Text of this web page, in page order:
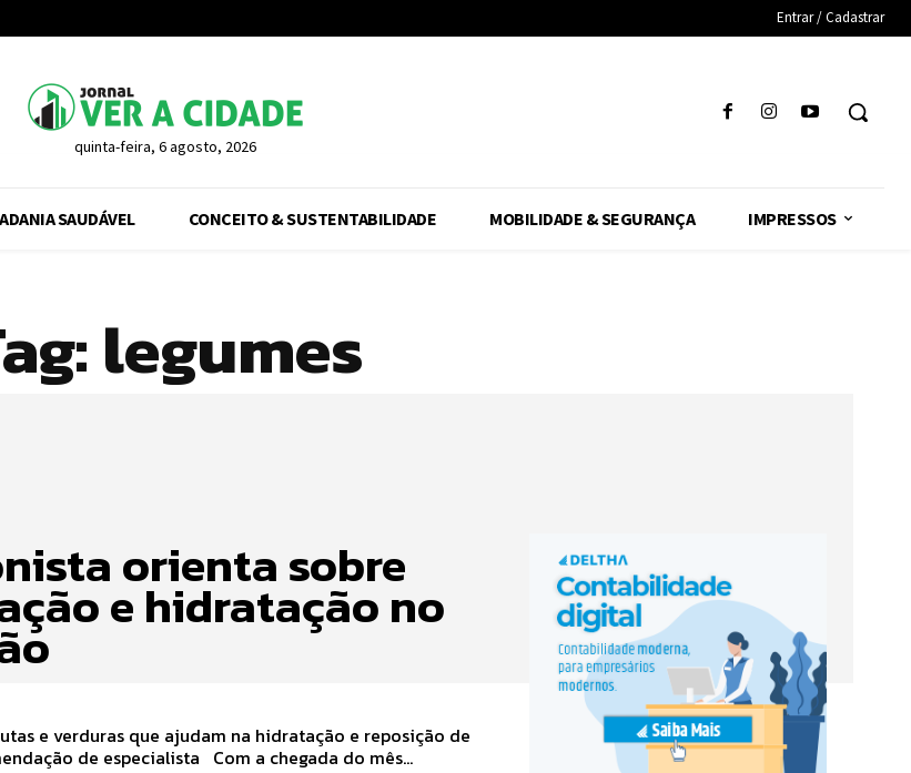
Entrar / Cadastrar
quinta-feira, 6 agosto, 2026
SAUDÁVEL CONCEITO & SUSTENTABILIDADE MOBILIDADE & SEGURANÇA IMPRESSOS
legumes
orienta sobre
e hidratação no
e verduras que ajudam na hidratação e reposição de
eletrólitos é a recomendação de especialista Com a chegada do mês...